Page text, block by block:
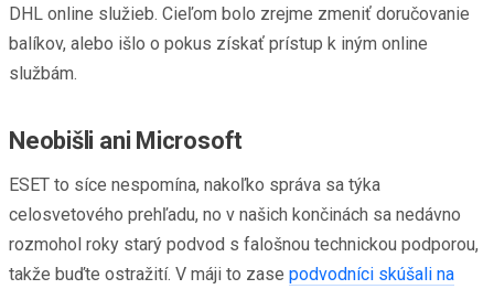
DHL online služieb. Cieľom bolo zrejme zmeniť doručovanie
balíkov, alebo išlo o pokus získať prístup k iným online
službám.
Neobišli ani Microsoft
ESET to síce nespomína, nakoľko správa sa týka
celosvetového prehľadu, no v našich končinách sa nedávno
rozmohol roky starý podvod s falošnou technickou podporou,
takže buďte ostražití. V máji to zase podvodníci skúšali na